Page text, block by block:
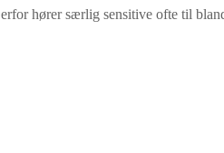
hører særlig sensitive ofte til